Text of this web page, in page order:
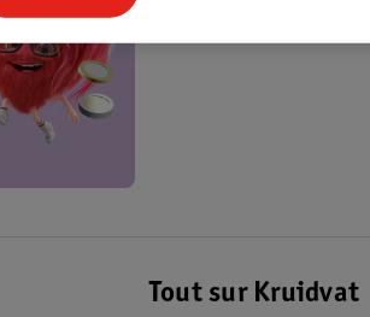
Tout sur Kruidvat